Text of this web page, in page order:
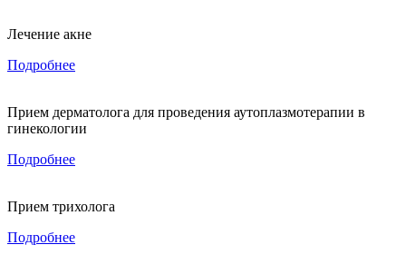
Лечение акне
Подробнее
Прием дерматолога для проведения аутоплазмотерапии в
гинекологии
Подробнее
Прием трихолога
Подробнее